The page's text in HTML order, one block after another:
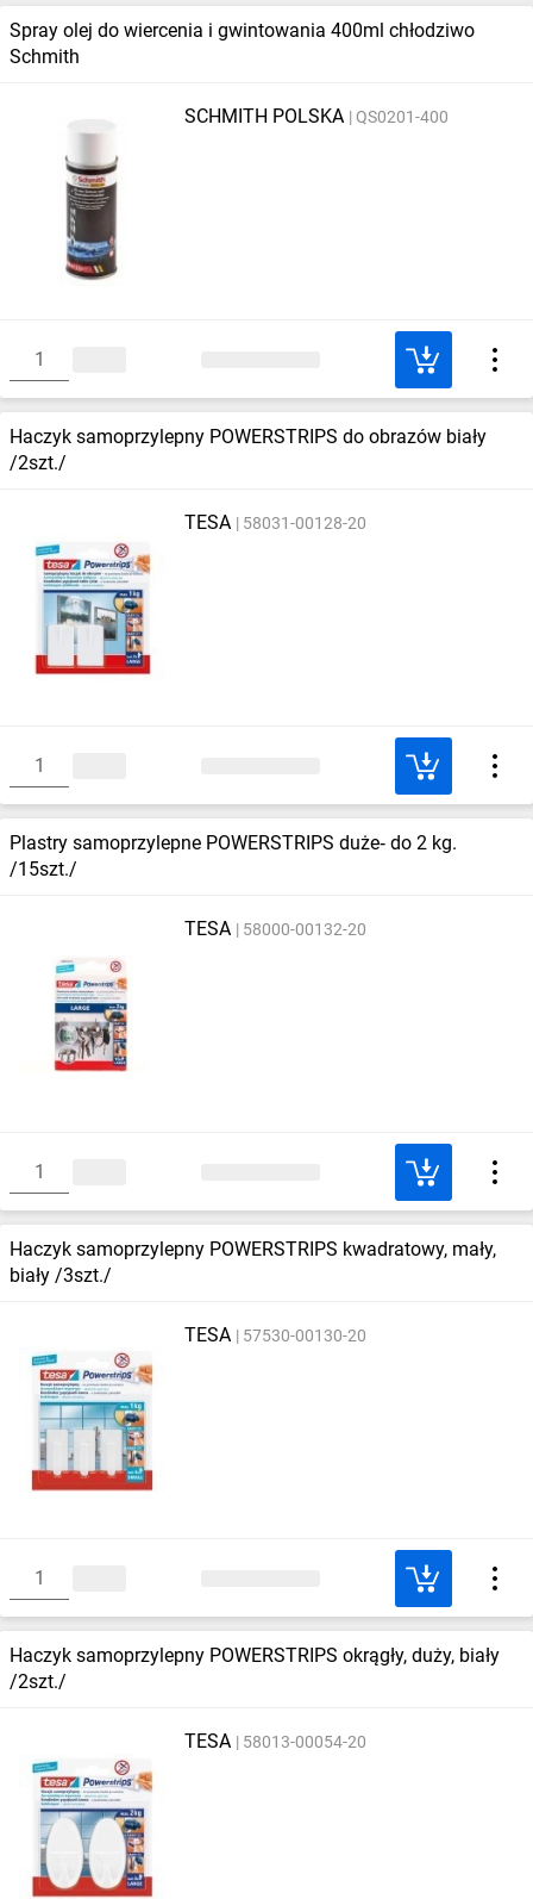
Spray olej do wiercenia i gwintowania 400ml chłodziwo
Schmith
SCHMITH POLSKA QS0201-400
Haczyk samoprzylepny POWERSTRIPS do obrazów biały
/2szt./
TESA 58031-00128-20
Plastry samoprzylepne POWERSTRIPS duże‑ do 2 kg.
/15szt./
TESA 58000-00132-20
Haczyk samoprzylepny POWERSTRIPS kwadratowy, mały,
biały /3szt./
TESA 57530-00130-20
Haczyk samoprzylepny POWERSTRIPS okrągły, duży, biały
/2szt./
TESA 58013-00054-20